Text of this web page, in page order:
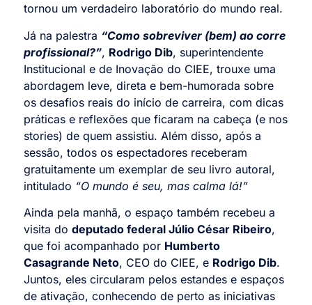
tornou um verdadeiro laboratório do mundo real.
Já na palestra “Como sobreviver (bem) ao corre
profissional?”, Rodrigo Dib, superintendente
Institucional e de Inovação do CIEE, trouxe uma
abordagem leve, direta e bem-humorada sobre
os desafios reais do início de carreira, com dicas
práticas e reflexões que ficaram na cabeça (e nos
stories) de quem assistiu. Além disso, após a
sessão, todos os espectadores receberam
gratuitamente um exemplar de seu livro autoral,
intitulado “O mundo é seu, mas calma lá!”
Ainda pela manhã, o espaço também recebeu a
visita do deputado federal Júlio César Ribeiro,
que foi acompanhado por Humberto
Casagrande Neto, CEO do CIEE, e Rodrigo Dib.
Juntos, eles circularam pelos estandes e espaços
de ativação, conhecendo de perto as iniciativas